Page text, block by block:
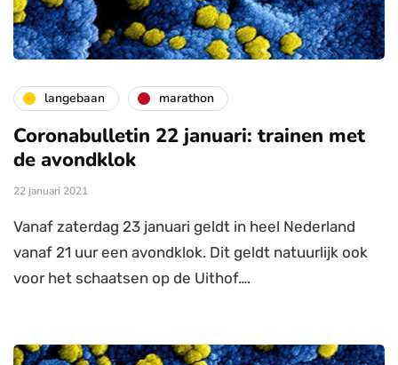
langebaan marathon
Coronabulletin 22 januari: trainen met
de avondklok
22 januari 2021
Vanaf zaterdag 23 januari geldt in heel Nederland
vanaf 21 uur een avondklok. Dit geldt natuurlijk ook
voor het schaatsen op de Uithof….